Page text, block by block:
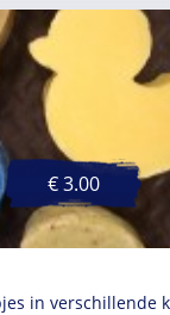
in verschillende
€ 3.00